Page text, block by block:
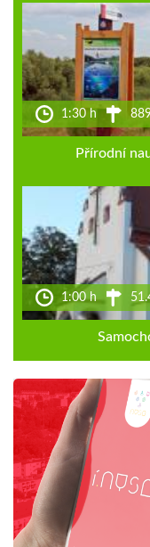
1:30 h
Přírodní
1:00 h